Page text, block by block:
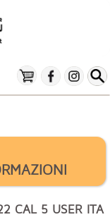
CAL 5 USER ITA